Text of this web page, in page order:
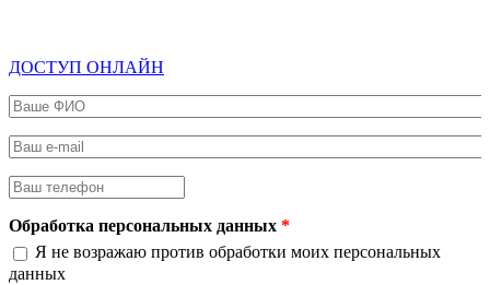
ДОСТУП ОНЛАЙН
Ваше ФИО
Ваш e-mail
Ваш телефон
Обработка персональных данных *
Я не возражаю против обработки моих персональных
данных